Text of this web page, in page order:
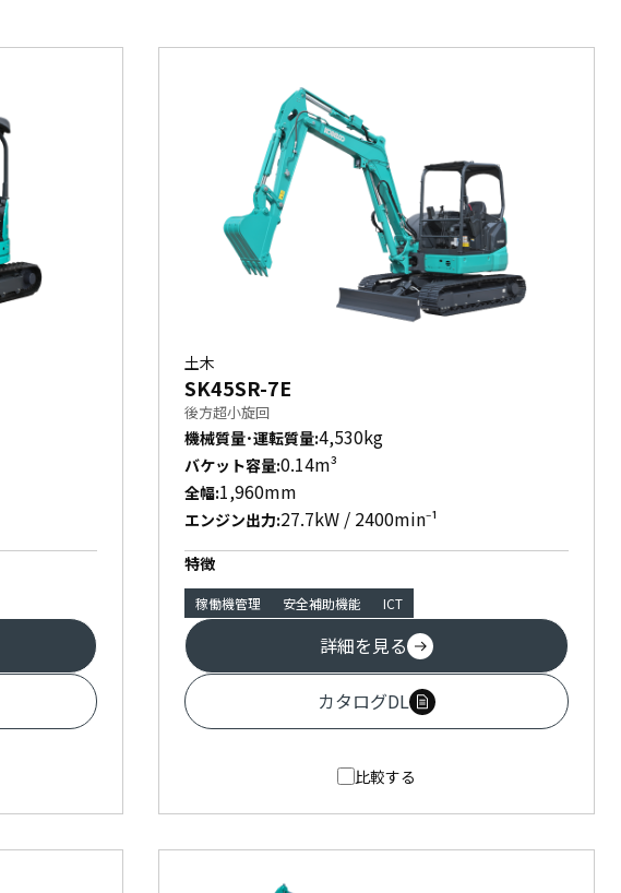
土木
SK45SR-7E
後方超小旋回
機械質量･運転質量:4,530kg
バケット容量:0.14m³
全幅:1,960mm
エンジン出力:27.7kW / 2400min⁻¹
特徴
稼働機管理 安全補助機能 ICT
詳細を見る
カタログDL
比較する